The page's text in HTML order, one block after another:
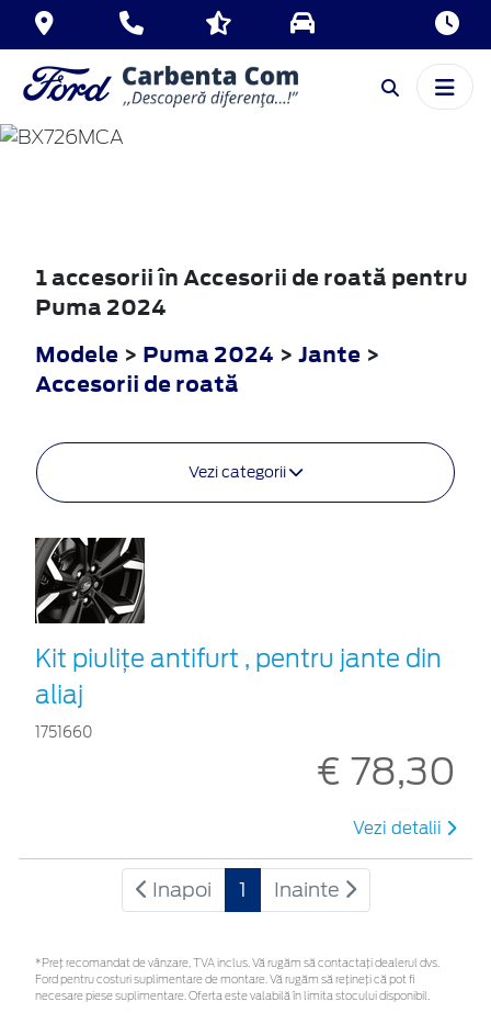
PUMA
1 accesorii în Accesorii de roată pentru
Puma 2024
Modele > Puma 2024 > Jante >
Accesorii de roată
Vezi categorii
Kit piuliţe antifurt , pentru jante din
aliaj
1751660
€ 78,30
Vezi detalii
Inapoi 1 Inainte
*Preţ recomandat de vânzare, TVA inclus. Vă rugăm să contactaţi dealerul dvs.
Ford pentru costuri suplimentare de montare. Vă rugăm să rețineți că pot fi
necesare piese suplimentare. Oferta este valabilă în limita stocului disponibil.